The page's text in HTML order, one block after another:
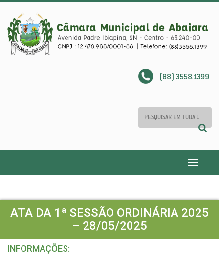
(88) 3558.1399
Toggle
ATA DA 1ª SESSÃO ORDINÁRIA 2025
– 28/05/2025
INFORMAÇÕES: